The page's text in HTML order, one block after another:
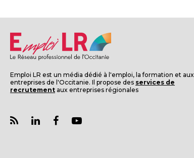
Emploi LR est un média dédié à l'emploi, la formation et aux
entreprises de l'Occitanie. Il propose des services de
recrutement aux entreprises régionales